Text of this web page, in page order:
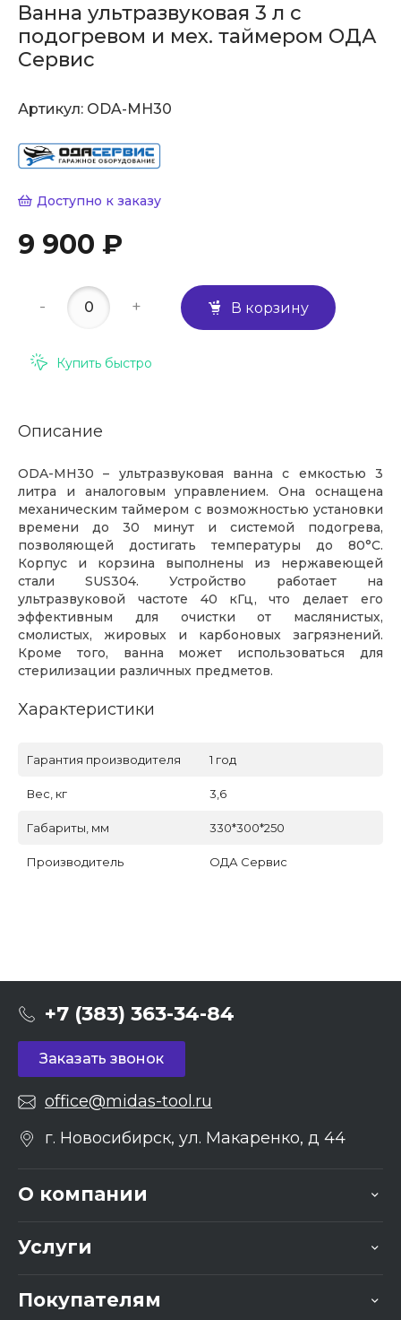
Ванна ультразвуковая 3 л с
подогревом и мех. таймером ОДА
Сервис
Артикул: ODA-MH30
Доступно к заказу
9 900 ₽
- + В корзину
Купить быстро
Описание
ODA-MH30 – ультразвуковая ванна с емкостью 3
литра и аналоговым управлением. Она оснащена
механическим таймером с возможностью установки
времени до 30 минут и системой подогрева,
позволяющей достигать температуры до 80°С.
Корпус и корзина выполнены из нержавеющей
стали SUS304. Устройство работает на
ультразвуковой частоте 40 кГц, что делает его
эффективным для очистки от маслянистых,
смолистых, жировых и карбоновых загрязнений.
Кроме того, ванна может использоваться для
стерилизации различных предметов.
Характеристики
Гарантия производителя 1 год
Вес, кг 3,6
Габариты, мм 330*300*250
Производитель ОДА Сервис
+7 (383) 363-34-84
Заказать звонок
office@midas-tool.ru
г. Новосибирск, ул. Макаренко, д 44
О компании
Услуги
Покупателям